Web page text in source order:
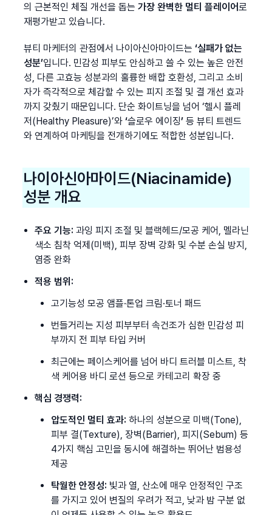
의 근본적인 체질 개선을 돕는 가장 완벽한 멀티 플레이어 로
재평가받고 있습니다.
뷰티 마케터의 관점에서 나이아신아마이드는 ‘실패가 없는
성분’입니다. 민감성 피부도 안심하고 쓸 수 있는 높은 안전
성, 다른 고효능 성분과의 훌륭한 배합 호환성, 그리고 소비
자가 즉각적으로 체감할 수 있는 피지 조절 및 결 개선 효과
까지 갖췄기 때문입니다. 단순 화이트닝을 넘어 ‘헬시 플레
저(Healthy Pleasure)’와 ‘슬로우 에이징’ 등 뷰티 트렌드
와 연계하여 마케팅을 전개하기에도 적합한 성분입니다.
나이아신아마이드(Niacinamide)
성분 개요
주요 기능: 과잉 피지 조절 및 블랙헤드/모공 케어, 멜라닌
색소 침착 억제(미백), 피부 장벽 강화 및 수분 손실 방지,
염증 완화
적용 범위:
고기능성 모공 앰플·톤업 크림·토너 패드
번들거리는 지성 피부부터 속건조가 심한 민감성 피
부까지 전 피부 타입 커버
최근에는 페이스케어를 넘어 바디 트러블 미스트, 착
색 케어용 바디 로션 등으로 카테고리 확장 중
핵심 경쟁력:
압도적인 멀티 효과: 하나의 성분으로 미백(Tone),
피부 결(Texture), 장벽(Barrier), 피지(Sebum) 등
4가지 핵심 고민을 동시에 해결하는 뛰어난 범용성
제공
탁월한 안정성: 빛과 열, 산소에 매우 안정적인 구조
를 가지고 있어 변질의 우려가 적고, 낮과 밤 구분 없